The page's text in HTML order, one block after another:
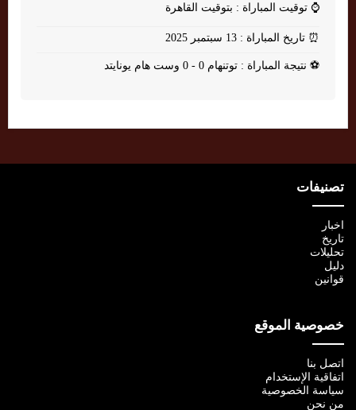
⌚ توقيت المباراة : بتوقيت القاهرة
⏰ تاريخ المباراة : 13 سبتمبر 2025
⚽ نتيجة المباراة : توتنهام 0 - 0 وست هام يونايتد
تصنيفات
اخبار
تاريخ
تحليلات
دليل
قوانين
خصوصية الموقع
اتصل بنا
اتفاقية الإستخدام
سياسة الخصوصية
من نحن